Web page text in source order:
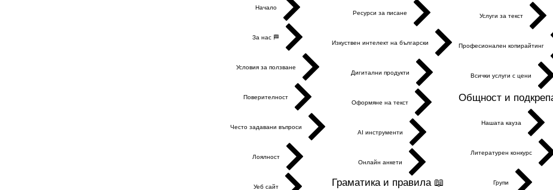
Начало
За нас 🏁
Условия за ползване
Поверителност
Често задавани въпроси
Лоялност
Уеб сайт
Ресурси за писане
Изкуствен интелект на български
Дигитални продукти
Оформяне на текст
AI инструменти
Онлайн анкети
Граматика и правила 📖
Услуги за текст
Професионален копирайтинг
Всички услуги с цени
Общност и
Нашата кауза
Литературен конкурс
Групи